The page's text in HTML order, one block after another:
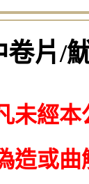
片/
未經
造或